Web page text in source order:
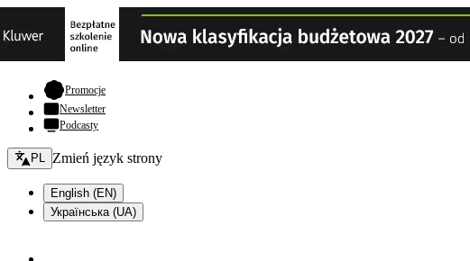
Promocje- otwiera się w nowej karcie
Newsletter
Podcasty
Zmień język - bieżący:
PL Zmień język strony
English (EN)
Українська (UA)